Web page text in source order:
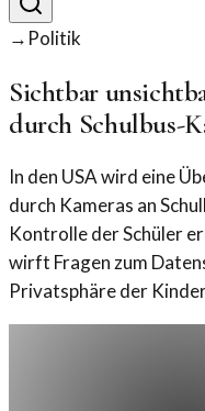
→ Politik
Sichtbar
durch Schulbus-
In den USA wird eine
durch Kameras an
Kontrolle der Schüler
wirft Fragen zum
Privatsphäre der